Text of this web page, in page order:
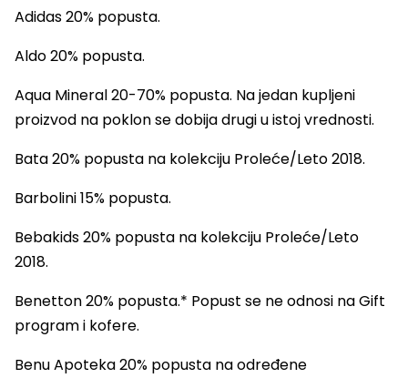
Adidas 20% popusta.
Aldo 20% popusta.
Aqua Mineral 20-70% popusta. Na jedan kupljeni
proizvod na poklon se dobija drugi u istoj vrednosti.
Bata 20% popusta na kolekciju Proleće/Leto 2018.
Barbolini 15% popusta.
Bebakids 20% popusta na kolekciju Proleće/Leto
2018.
Benetton 20% popusta.* Popust se ne odnosi na Gift
program i kofere.
Benu Apoteka 20% popusta na određene